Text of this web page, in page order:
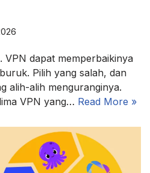
VPN dapat memperbaikinya
Pilih yang salah, dan
alih-alih menguranginya.
VPN yang… Read More »